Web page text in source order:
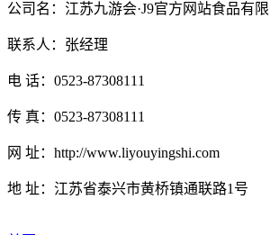
公司名：江苏九游会·J9官方网站食品有
联系人：张经理
电 话：0523-87308111
传 真：0523-87308111
网 址：http://www.liyouyingshi.com
地 址：江苏省泰兴市黄桥镇通联路1号